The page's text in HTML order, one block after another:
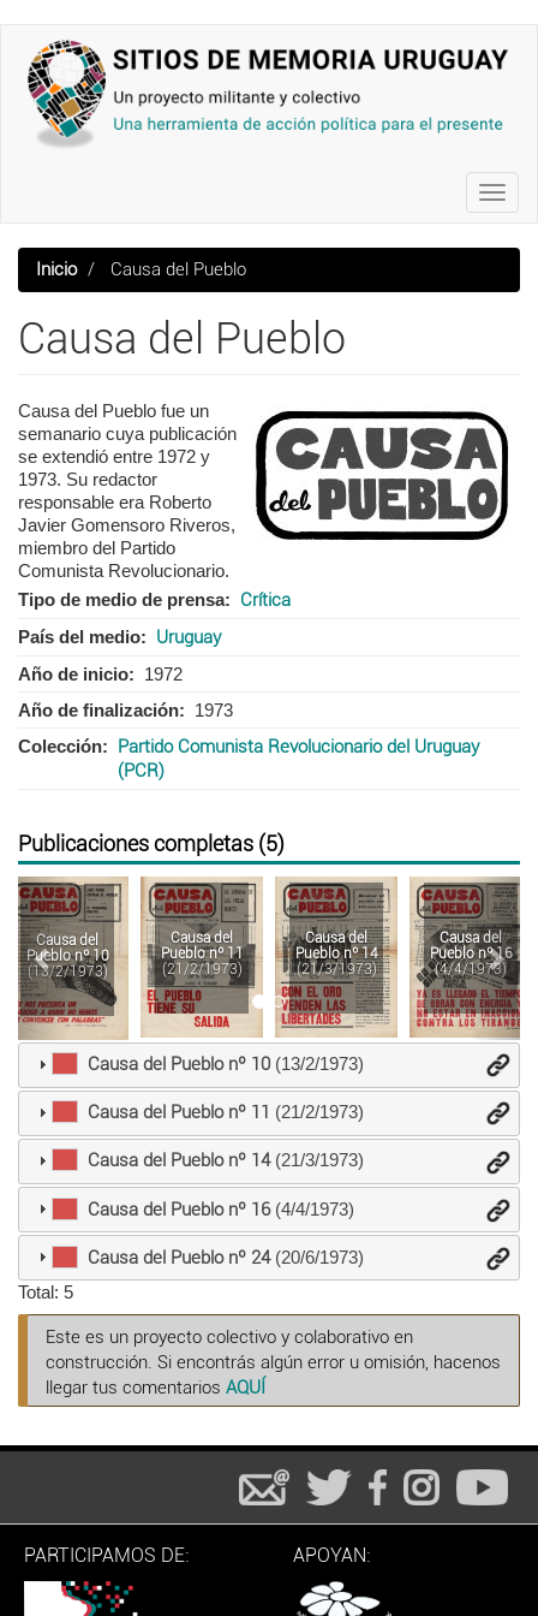
contenido
principal
Inicio Causa del Pueblo
Causa del Pueblo
Causa del Pueblo fue un
semanario cuya publicación
se extendió entre 1972 y
1973. Su redactor
responsable era Roberto
Javier Gomensoro Riveros,
miembro del Partido
Comunista Revolucionario.
Tipo de medio de prensa
Crítica
País del medio Uruguay
Año de inicio
1972
Año de finalización
1973
Colección
Partido Comunista Revolucionario del Uruguay
(PCR)
Publicaciones completas (5)
Causa del
Pueblo nº 10
(13/2/1973)
Causa del
Pueblo nº 11
(21/2/1973)
Causa del
Pueblo nº 14
(21/3/1973)
Causa del
Pueblo nº 16
(4/4/1973)
Anterior
Causa del Pueblo nº 10(13/2/1973)
Causa del Pueblo nº 11 (21/2/1973)
Causa del Pueblo nº 14(21/3/1973)
Causa del Pueblo nº 16(4/4/1973)
Causa del Pueblo nº 24(20/6/1973)
Total: 5
Este es un proyecto colectivo y colaborativo en
construcción. Si encontrás algún error u omisión, hacenos
llegar tus comentarios AQUÍ
PARTICIPAMOS DE: APOYAN: